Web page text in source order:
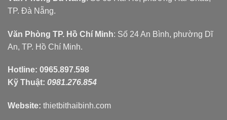
TP. Đà Nẵng.
Văn Phòng TP. Hồ Chí Minh: Số 24 An Bình, phường Dĩ
An, TP. Hồ Chí Minh.
Hotline: 0965.897.598
Kỹ Thuật: 0981.276.854
Website: thietbithaibinh.com